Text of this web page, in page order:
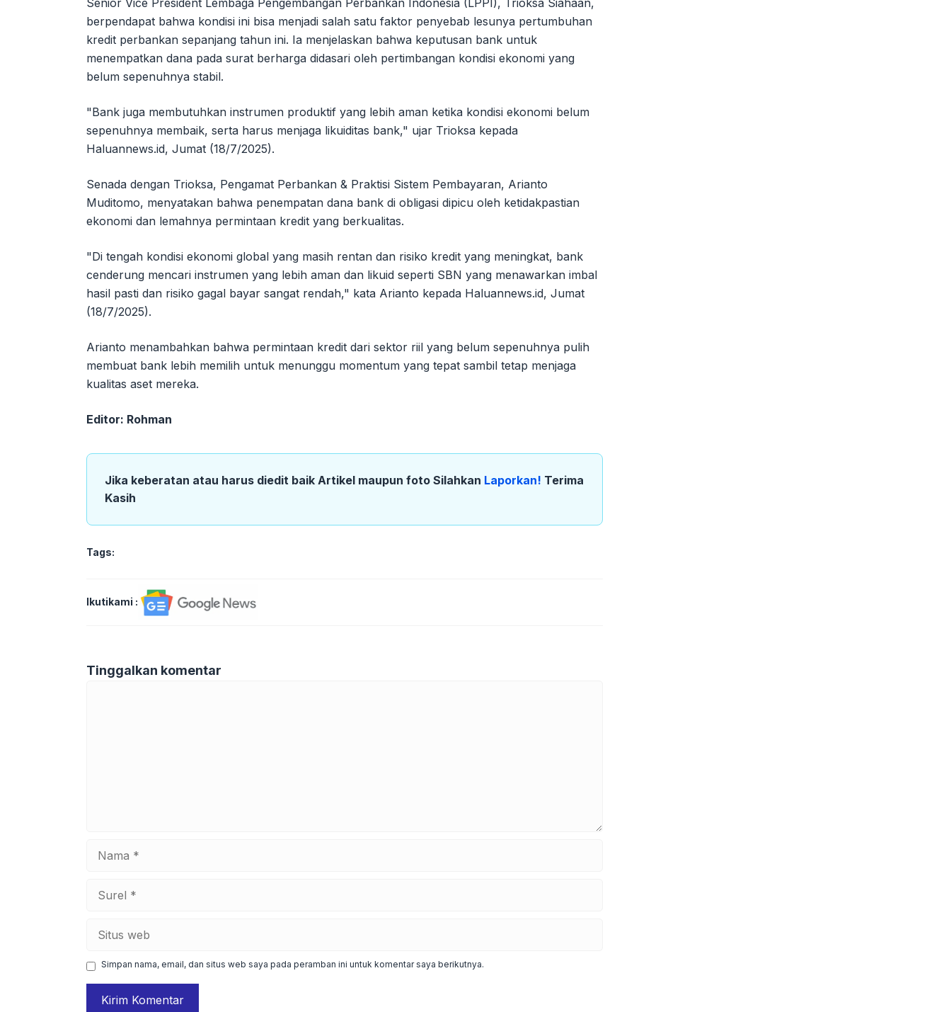
Senior Vice President Lembaga Pengembangan Perbankan Indonesia (LPPI), Trioksa Siahaan,
berpendapat bahwa kondisi ini bisa menjadi salah satu faktor penyebab lesunya pertumbuhan
kredit perbankan sepanjang tahun ini. Ia menjelaskan bahwa keputusan bank untuk
menempatkan dana pada surat berharga didasari oleh pertimbangan kondisi ekonomi yang
belum sepenuhnya stabil.
"Bank juga membutuhkan instrumen produktif yang lebih aman ketika kondisi ekonomi belum
sepenuhnya membaik, serta harus menjaga likuiditas bank," ujar Trioksa kepada
Haluannews.id, Jumat (18/7/2025).
Senada dengan Trioksa, Pengamat Perbankan & Praktisi Sistem Pembayaran, Arianto
Muditomo, menyatakan bahwa penempatan dana bank di obligasi dipicu oleh ketidakpastian
ekonomi dan lemahnya permintaan kredit yang berkualitas.
"Di tengah kondisi ekonomi global yang masih rentan dan risiko kredit yang meningkat, bank
cenderung mencari instrumen yang lebih aman dan likuid seperti SBN yang menawarkan imbal
hasil pasti dan risiko gagal bayar sangat rendah," kata Arianto kepada Haluannews.id, Jumat
(18/7/2025).
Arianto menambahkan bahwa permintaan kredit dari sektor riil yang belum sepenuhnya pulih
membuat bank lebih memilih untuk menunggu momentum yang tepat sambil tetap menjaga
kualitas aset mereka.
Editor: Rohman
Jika keberatan atau harus diedit baik Artikel maupun foto Silahkan Laporkan! Terima
Kasih
Tags:
Ikutikami :
Tinggalkan komentar
web
Simpan nama, email, dan situs web saya pada peramban ini untuk komentar saya berikutnya.